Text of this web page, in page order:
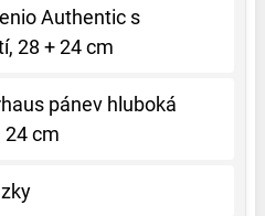
Authentic s
28 + 24 cm
pánev hluboká
24 cm